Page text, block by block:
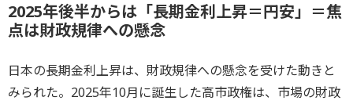
2025年後半からは「長期金利上昇＝円安」＝焦
点は財政規律への懸念
日本の長期金利上昇は、財政規律への懸念を受けた動きと
みられた。2025年10月に誕生した高市政権は、市場の財政